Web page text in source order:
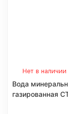
Нет в наличии
Вода
газированная